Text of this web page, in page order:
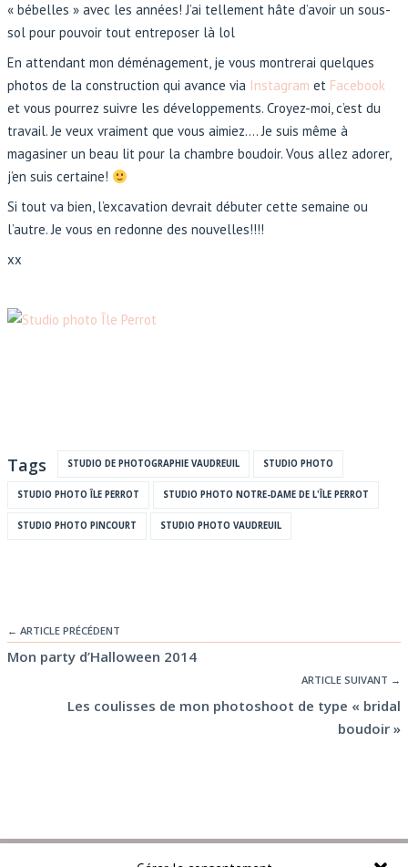
« bébelles » avec les années! J’ai tellement hâte d’avoir un sous-
sol pour pouvoir tout entreposer là lol
En attendant mon déménagement, je vous montrerai quelques
photos de la construction qui avance via Instagram et Facebook
et vous pourrez suivre les développements. Croyez-moi, c’est du
travail. Je veux vraiment que vous aimiez…. Je suis même à
magasiner un beau lit pour la chambre boudoir. Vous allez adorer,
j’en suis certaine!
Si tout va bien, l’excavation devrait débuter cette semaine ou
l’autre. Je vous en redonne des nouvelles!!!!
xx
Tags STUDIO DE PHOTOGRAPHIE VAUDREUIL STUDIO PHOTO
STUDIO PHOTO ÎLE PERROT STUDIO PHOTO NOTRE-DAME DE L'ÎLE PERROT
STUDIO PHOTO PINCOURT STUDIO PHOTO VAUDREUIL
← ARTICLE PRÉCÉDENT
Mon party d’Halloween 2014
ARTICLE SUIVANT →
Les coulisses de mon photoshoot de type « bridal
boudoir »